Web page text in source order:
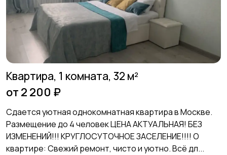
Прочие строения Продажа квартиры
Квартира, 1 комната, 32 м²
от 2 200 ₽
Сдается уютная однокомнатная квартира в Москве.
Размещение до 4 человек ЦЕНА АКТУАЛЬНАЯ! БЕЗ
ИЗМЕНЕНИЙ!!! КРУГЛОСУТОЧНОЕ ЗАСЕЛЕНИЕ!!!! О
квартире: Свежий ремонт, чисто и уютно. Всё дл...